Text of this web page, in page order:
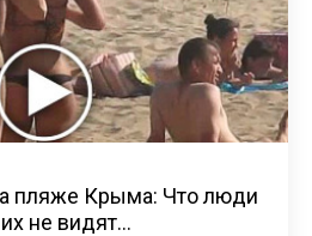
пляже Крыма: Что люди
не видят...